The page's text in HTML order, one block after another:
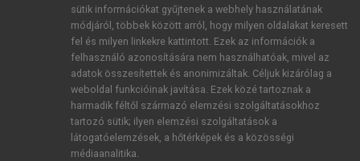
ÚJ FIÓK LÉTREHOZÁSA
1 óra díjmentes hozzáférés
E-MAIL-CÍM
sütik információkat gyűjtenek a webhely használatának
módjáról, többek között arról, hogy milyen oldalakat keresett
fel és milyen linkekre kattintott. Ezek az információk a
felhasználó azonosítására nem használhatóak, mivel az
adatok összesítettek és anonimizáltak. Céljuk kizárólag a
weboldal funkcióinak javítása. Ezek közé tartoznak a
harmadik féltől származó elemzési szolgáltatásokhoz
tartozó sütik; ilyen elemzési szolgáltatások a
látogatóelemzések, a hőtérképek és a közösségi
médiaanalitika.